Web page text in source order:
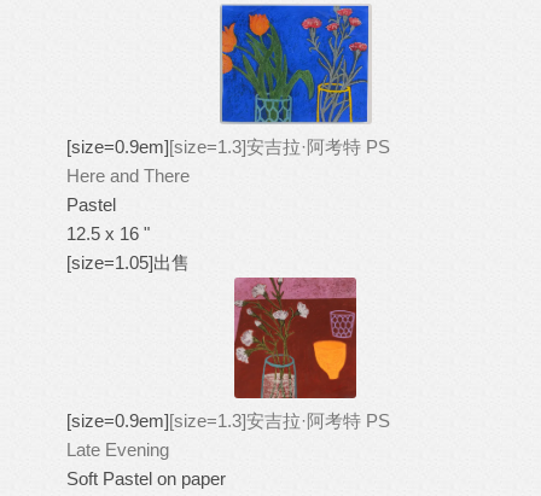
[size=0.9em][size=1.3]安吉拉·阿考特 PS
Here and There
Pastel
12.5 x 16 "
[size=1.05]出售
[size=0.9em][size=1.3]安吉拉·阿考特 PS
Late Evening
Soft Pastel on paper